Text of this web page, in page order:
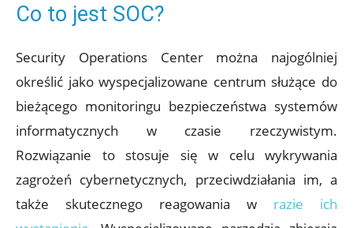
Co to jest SOC?
Security Operations Center można najogólniej
określić jako wyspecjalizowane centrum służące do
bieżącego monitoringu bezpieczeństwa systemów
informatycznych w czasie rzeczywistym.
Rozwiązanie to stosuje się w celu wykrywania
zagrożeń cybernetycznych, przeciwdziałania im, a
także skutecznego reagowania w razie ich